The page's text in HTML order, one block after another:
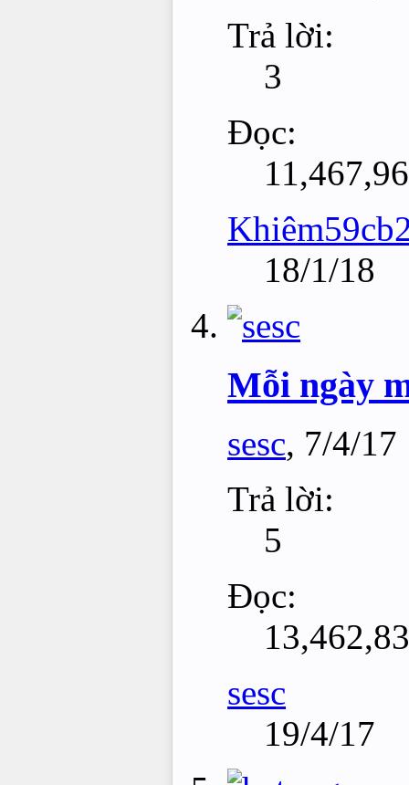
Trả lời:
3
Đọc:
18/1/18
Mỗi ngày
sesc, 7/4/17
Trả lời:
5
Đọc:
sesc
19/4/17